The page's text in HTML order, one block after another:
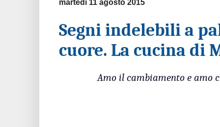
martedì 11 agosto 2015
Segni indelebili a
cuore. La cucina di
Amo il cambiamento e amo